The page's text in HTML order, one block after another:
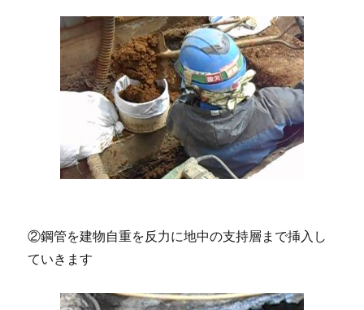
②鋼管を建物自重を反力に地中の支持層まで挿入し
ていきます